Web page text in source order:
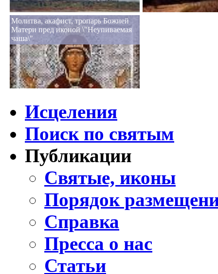
Молитва, акафист, тропарь Божией
Матери пред иконой \"Неупиваемая
чаша\"
Исцеления
Поиск по святым
Публикации
Святые, иконы
Порядок
Справка
Пресса о нас
Статьи